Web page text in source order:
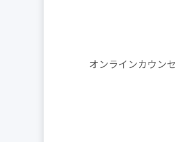
オンラインカウン